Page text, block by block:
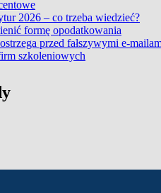
2026 – co trzeba wiedzieć?
formę opodatkowania
przed fałszywymi e-
szkoleniowych